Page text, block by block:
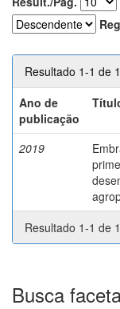
Resultado 1-1 de
Ano de
publicação
2019
Resultado 1-1 de
Busca